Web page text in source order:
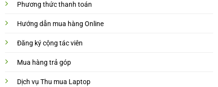
Phương thức thanh toán
Hướng dẫn mua hàng Online
Đăng ký cộng tác viên
Mua hàng trả góp
Dịch vụ Thu mua Laptop